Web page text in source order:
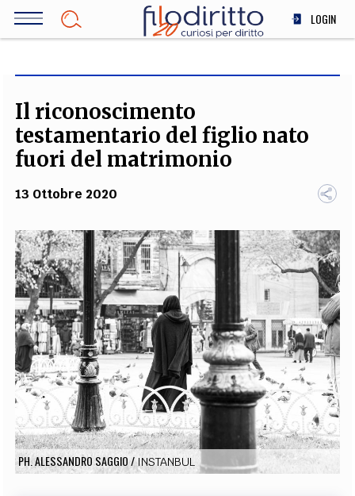
Salta
LOGIN
SOCIETÀ
MEDICINA
SCIENZA
TEAM
FILODIRITTO REDAZIONE COMITATO SCIENTIFICO AUTORI
CURATORI
FOTOGRAFI PARTNER COLLABORA CON NOI
EXTRA
CODICI RUBRICHE LIBRI PROCEEDINGS PUBBLICITÀ CONTATTI
SOCIAL MEDIA
Il riconoscimento
testamentario del figlio nato
fuori del matrimonio
13 Ottobre 2020
PH. ALESSANDRO SAGGIO/INSTANBUL